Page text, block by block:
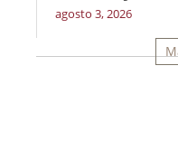
agosto 3, 2026